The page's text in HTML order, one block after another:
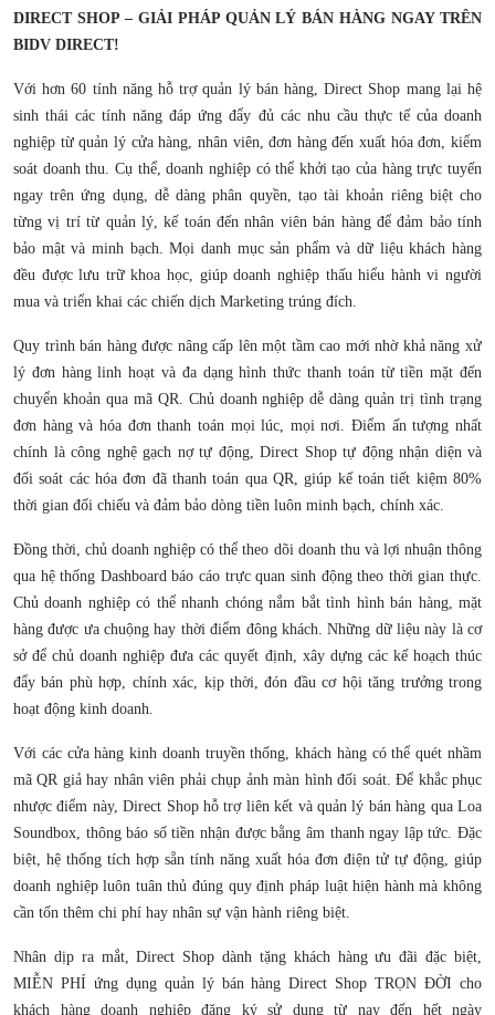
DIRECT SHOP – GIẢI PHÁP QUẢN LÝ BÁN HÀNG NGAY TRÊN
BIDV DIRECT!
Với hơn 60 tính năng hỗ trợ quản lý bán hàng, Direct Shop mang lại hệ
sinh thái các tính năng đáp ứng đẩy đủ các nhu cầu thực tế của doanh
nghiệp từ quản lý cửa hàng, nhân viên, đơn hàng đến xuất hóa đơn, kiểm
soát doanh thu. Cụ thể, doanh nghiệp có thể khởi tạo của hàng trực tuyến
ngay trên ứng dụng, dễ dàng phân quyền, tạo tài khoản riêng biệt cho
từng vị trí từ quản lý, kế toán đến nhân viên bán hàng để đảm bảo tính
bảo mật và minh bạch. Mọi danh mục sản phẩm và dữ liệu khách hàng
đều được lưu trữ khoa học, giúp doanh nghiệp thấu hiểu hành vi người
mua và triển khai các chiến dịch Marketing trúng đích.
Quy trình bán hàng được nâng cấp lên một tầm cao mới nhờ khả năng xử
lý đơn hàng linh hoạt và đa dạng hình thức thanh toán từ tiền mặt đến
chuyển khoản qua mã QR. Chủ doanh nghiệp dễ dàng quản trị tình trạng
đơn hàng và hóa đơn thanh toán mọi lúc, mọi nơi. Điểm ấn tượng nhất
chính là công nghệ gạch nợ tự động, Direct Shop tự động nhận diện và
đối soát các hóa đơn đã thanh toán qua QR, giúp kế toán tiết kiệm 80%
thời gian đối chiếu và đảm bảo dòng tiền luôn minh bạch, chính xác.
Đồng thời, chủ doanh nghiệp có thể theo dõi doanh thu và lợi nhuận thông
qua hệ thống Dashboard báo cáo trực quan sinh động theo thời gian thực.
Chủ doanh nghiệp có thể nhanh chóng nắm bắt tình hình bán hàng, mặt
hàng được ưa chuộng hay thời điểm đông khách. Những dữ liệu này là cơ
sở để chủ doanh nghiệp đưa các quyết định, xây dựng các kế hoạch thúc
đẩy bán phù hợp, chính xác, kịp thời, đón đầu cơ hội tăng trưởng trong
hoạt động kinh doanh.
Với các cửa hàng kinh doanh truyền thống, khách hàng có thể quét nhầm
mã QR giả hay nhân viên phải chụp ảnh màn hình đối soát. Để khắc phục
nhược điểm này, Direct Shop hỗ trợ liên kết và quản lý bán hàng qua Loa
Soundbox, thông báo số tiền nhận được bằng âm thanh ngay lập tức. Đặc
biệt, hệ thống tích hợp sẵn tính năng xuất hóa đơn điện tử tự động, giúp
doanh nghiệp luôn tuân thủ đúng quy định pháp luật hiện hành mà không
cần tốn thêm chi phí hay nhân sự vận hành riêng biệt.
Nhân dịp ra mắt, Direct Shop dành tặng khách hàng ưu đãi đặc biệt,
MIỄN PHÍ ứng dụng quản lý bán hàng Direct Shop TRỌN ĐỜI cho
khách hàng doanh nghiệp đăng ký sử dụng từ nay đến hết ngày